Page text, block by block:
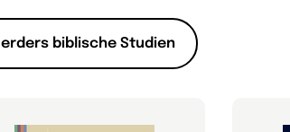
biblische Studien